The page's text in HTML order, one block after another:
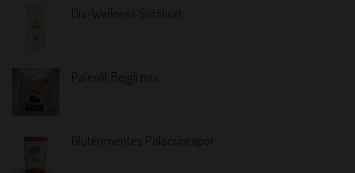
Dia-Wellness Sütőliszt
Paleolit Bejgli mix
Gluténmentes Palacsintapor